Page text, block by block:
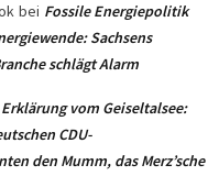
bei Fossile Energiepolitik
Sachsens
schlägt Alarm
vom Geiseltalsee:
CDU-
den Mumm, das Merz’sche